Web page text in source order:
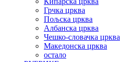
Грчка црква
Пољска црква
Албанска црква
Чешко-словачка црква
Македонска црква
остало